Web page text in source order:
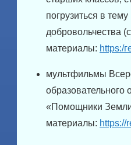
погрузиться в тему
добровольчества
материалы: https:/
мультфильмы
образовательного
«Помощники
материалы: https://